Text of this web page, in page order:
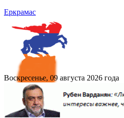
Еркрамас
Воскресенье, 09 августа 2026 года